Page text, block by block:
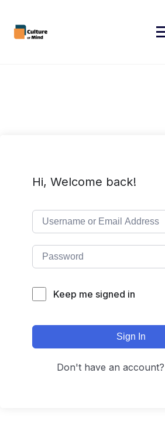
content
Hi, Welcome back!
Keep me signed in
Sign In
Don't have an account?